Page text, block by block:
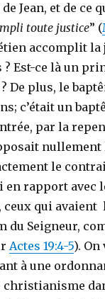
Jean, et de ce
toute justice” (
accomplit
? Est-ce là un
plus, le
c’était un
par la
le
rapport avec
qui avaient
Seigneur,
Actes 19:4-5). On
à une